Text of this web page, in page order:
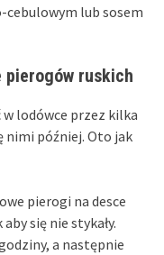
cebulowym lub sosem
pierogów ruskich
lodówce przez kilka
nimi później. Oto jak
pierogi na desce
się nie stykały.
a następnie